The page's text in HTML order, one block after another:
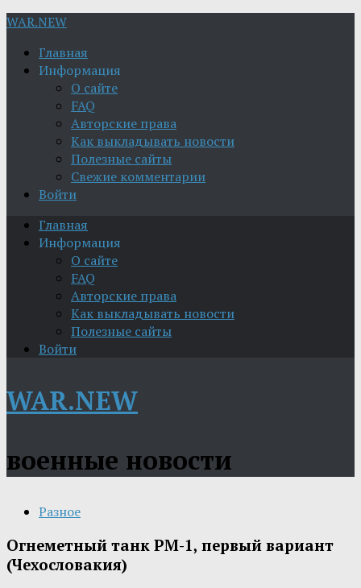
WAR.NEW
Главная
Информация
О сайте
FAQ
Авторские права
Как выкладывать новости
Полезные сайты
Свежие комментарии
Войти
Главная
Информация
О сайте
FAQ
Авторские права
Как выкладывать новости
Полезные сайты
Войти
WAR.NEW
военные новости
Разное
Огнеметный танк PM-1, первый вариант
(Чехословакия)